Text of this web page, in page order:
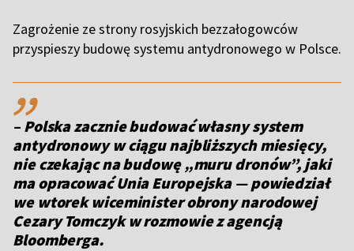
Zagrożenie ze strony rosyjskich bezzałogowców
przyspieszy budowę systemu antydronowego w Polsce.
,,
– Polska zacznie budować własny system
antydronowy w ciągu najbliższych miesięcy,
nie czekając na budowę „muru dronów”, jaki
ma opracować Unia Europejska — powiedział
we wtorek wiceminister obrony narodowej
Cezary Tomczyk w rozmowie z agencją
Bloomberga.